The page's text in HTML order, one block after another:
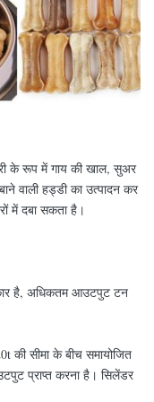
के रूप में गाय की खाल, सुअर
वाली हड्डी का उत्पादन कर
में दबा सकता है।
है, अधिकतम आउटपुट टन
की सीमा के बीच समायोजित
प्राप्त करना है। सिलेंडर